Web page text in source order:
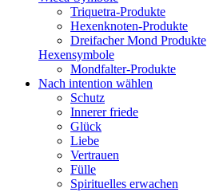
Triquetra-Produkte
Hexenknoten-Produkte
Dreifacher Mond Produkte
Hexensymbole
Mondfalter-Produkte
Nach intention wählen
Schutz
Innerer friede
Glück
Liebe
Vertrauen
Fülle
Spirituelles erwachen